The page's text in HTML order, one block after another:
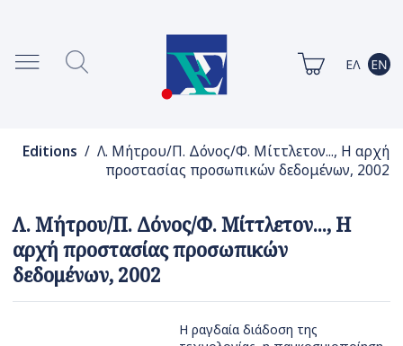
Editions / Λ. Μήτρου/Π. Δόνος/Φ. Μίττλετον..., Η αρχή
προστασίας προσωπικών δεδομένων, 2002
Λ. Μήτρου/Π. Δόνος/Φ. Μίττλετον..., Η
αρχή προστασίας προσωπικών
δεδομένων, 2002
Η ραγδαία διάδοση της